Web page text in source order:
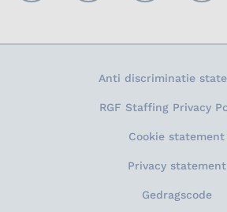
Anti discriminatie
RGF Staffing Privacy
Cookie statement
Privacy statement
Gedragscode